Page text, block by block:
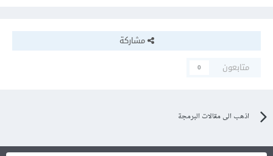
مشاركة
متابعون
0
اذهب الى مقالات البرمجة